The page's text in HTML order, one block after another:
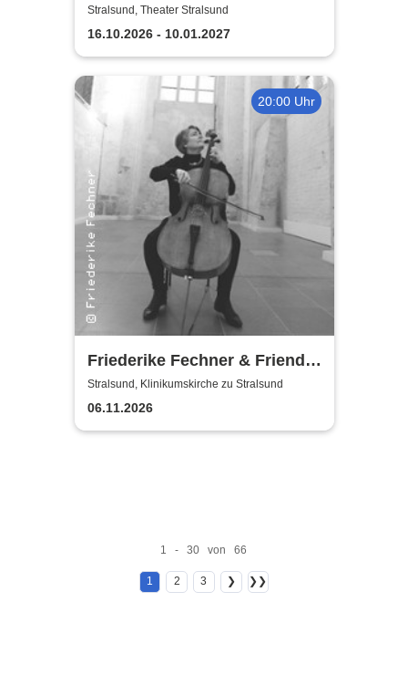
Vorpommern
Stralsund, Theater Stralsund
16.10.2026 - 10.01.2027
20:00 Uhr
Friederike Fechner & Friends
- Konzert im dunklen Monat
Stralsund, Klinikumskirche zu Stralsund
06.11.2026
1 - 30 von 66
1 2 3 ❯ ❯❯